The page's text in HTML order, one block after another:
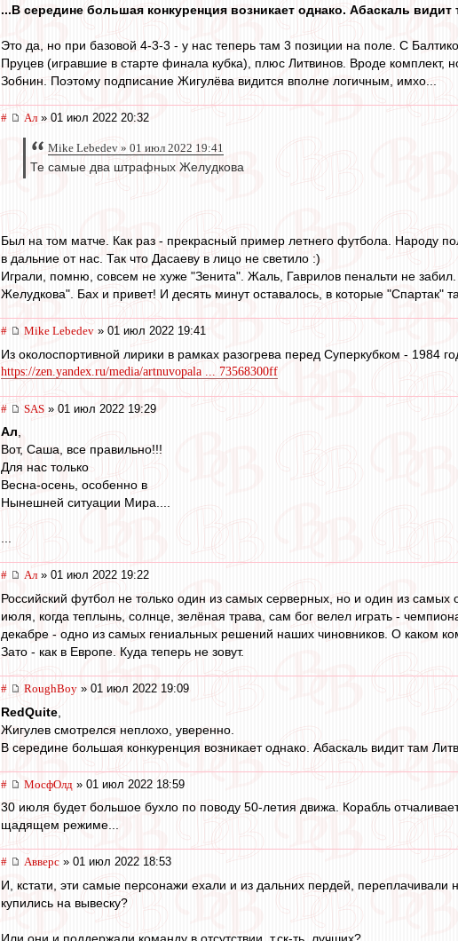
...В середине большая конкуренция возникает однако. Абаскаль видит
Это да, но при базовой 4-3-3 - у нас теперь там 3 позиции на поле. С
Пруцев (игравшие в старте финала кубка), плюс Литвинов. Вроде
Зобнин. Поэтому подписание Жигулёва видится вполне логичным, имхо...
# Ал » 01 июл 2022 20:32
Mike Lebedev » 01 июл 2022 19:41
Те самые два штрафных Желудкова
Был на том матче. Как раз - прекрасный пример летнего футбола. Народу
в дальние от нас. Так что Дасаеву в лицо не светило :)
Играли, помню, совсем не хуже "Зенита". Жаль, Гаврилов пенальти не
Желудкова". Бах и привет! И десять минут оставалось, в которые "Спартак"
# Mike Lebedev » 01 июл 2022 19:41
Из околоспортивной лирики в рамках разогрева перед Суперкубком -
https://zen.yandex.ru/media/artnuvopala ... 73568300ff
# SAS » 01 июл 2022 19:29
Ал,
Вот, Саша, все правильно!!!
Для нас только
Весна-осень, особенно в
Нынешней ситуации Мира....
...
# Ал » 01 июл 2022 19:22
Российский футбол не только один из самых серверных, но и один из
июля, когда теплынь, солнце, зелёная трава, сам бог велел играть -
декабре - одно из самых гениальных решений наших чиновников. О каком
Зато - как в Европе. Куда теперь не зовут.
# RoughBoy » 01 июл 2022 19:09
RedQuite
Жигулев смотрелся неплохо, уверенно.
В середине большая конкуренция возникает однако. Абаскаль видит там
# МосфОлд » 01 июл 2022 18:59
30 июля будет большое бухло по поводу 50-летия движа. Корабль
щадящем режиме...
# Авверс » 01 июл 2022 18:53
И, кстати, эти самые персонажи ехали и из дальних пердей, переплачивали
купились на вывеску?